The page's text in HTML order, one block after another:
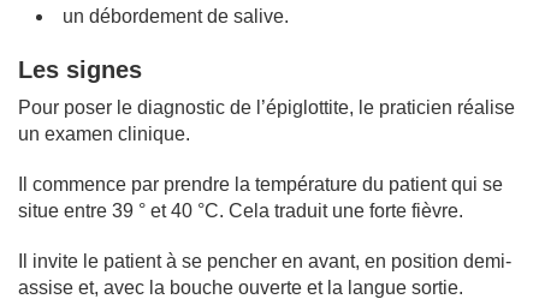
un débordement de salive.
Les signes
Pour poser le diagnostic de l’épiglottite, le praticien réalise
un examen clinique.
Il commence par prendre la température du patient qui se
situe entre 39 ° et 40 °C. Cela traduit une forte fièvre.
Il invite le patient à se pencher en avant, en position demi-
assise et, avec la bouche ouverte et la langue sortie.